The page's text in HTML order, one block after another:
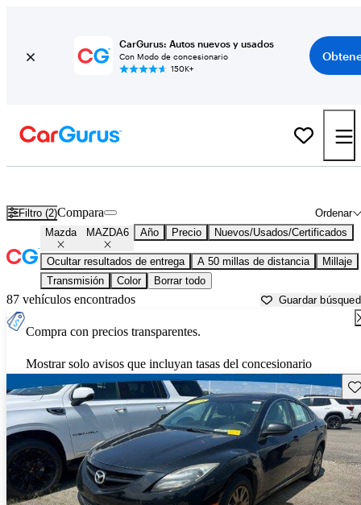
CarGurus: Autos nuevos y usados
Con Modo de concesionario
150K+
Filtro (2) Ordenar
Compara
Mazda MAZDA6 Año Precio Nuevos/Usados/Certificados
Ocultar resultados de entrega A 50 millas de distancia
Millaje
Transmisión
Color Borrar todo
87 vehículos encontrados Guardar
Compra con precios transparentes.
Mostrar solo avisos que incluyan tasas del concesionario